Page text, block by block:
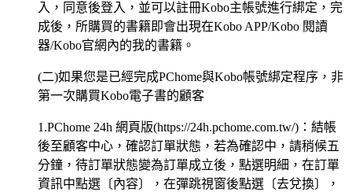
入，同意後登入，並可以註冊Kobo主帳號進行綁定，完
成後，所購買的書籍即會出現在Kobo APP/Kobo 閱讀
器/Kobo官網內的我的書籍。
(二)如果您是已經完成PChome與Kobo帳號綁定程序，非
第一次購買Kobo電子書的顧客
1.PChome 24h 網頁版(https://24h.pchome.com.tw/)：結帳
後至顧客中心，確認訂單狀態，若為確認中，請稍候五
分鐘，待訂單狀態變為訂單成立後，點選明細，在訂單
資訊中點選〔內容〕，在彈跳視窗後點選〔去兌換〕，